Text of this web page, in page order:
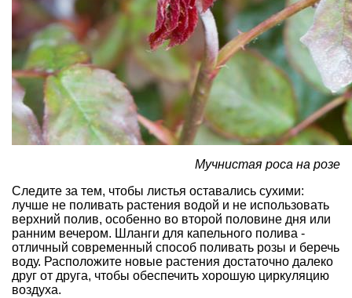
Мучнистая роса на розе
Следите за тем, чтобы листья оставались сухими:
лучше не поливать растения водой и не использовать
верхний полив, особенно во второй половине дня или
ранним вечером. Шланги для капельного полива -
отличный современный способ поливать розы и беречь
воду. Расположите новые растения достаточно далеко
друг от друга, чтобы обеспечить хорошую циркуляцию
воздуха.